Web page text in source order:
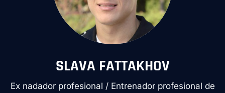
SLAVA FATTAKHOV
Ex nadador profesional / Entrenador profesional de